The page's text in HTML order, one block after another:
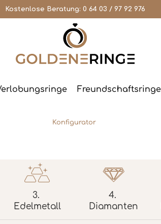
Kostenlose Beratung: 0 64 03 / 97 92 976
Freundschaftsringe
Konfigurator
3.
Edelmetall
4.
Diamanten